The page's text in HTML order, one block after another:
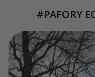
#PAFORY